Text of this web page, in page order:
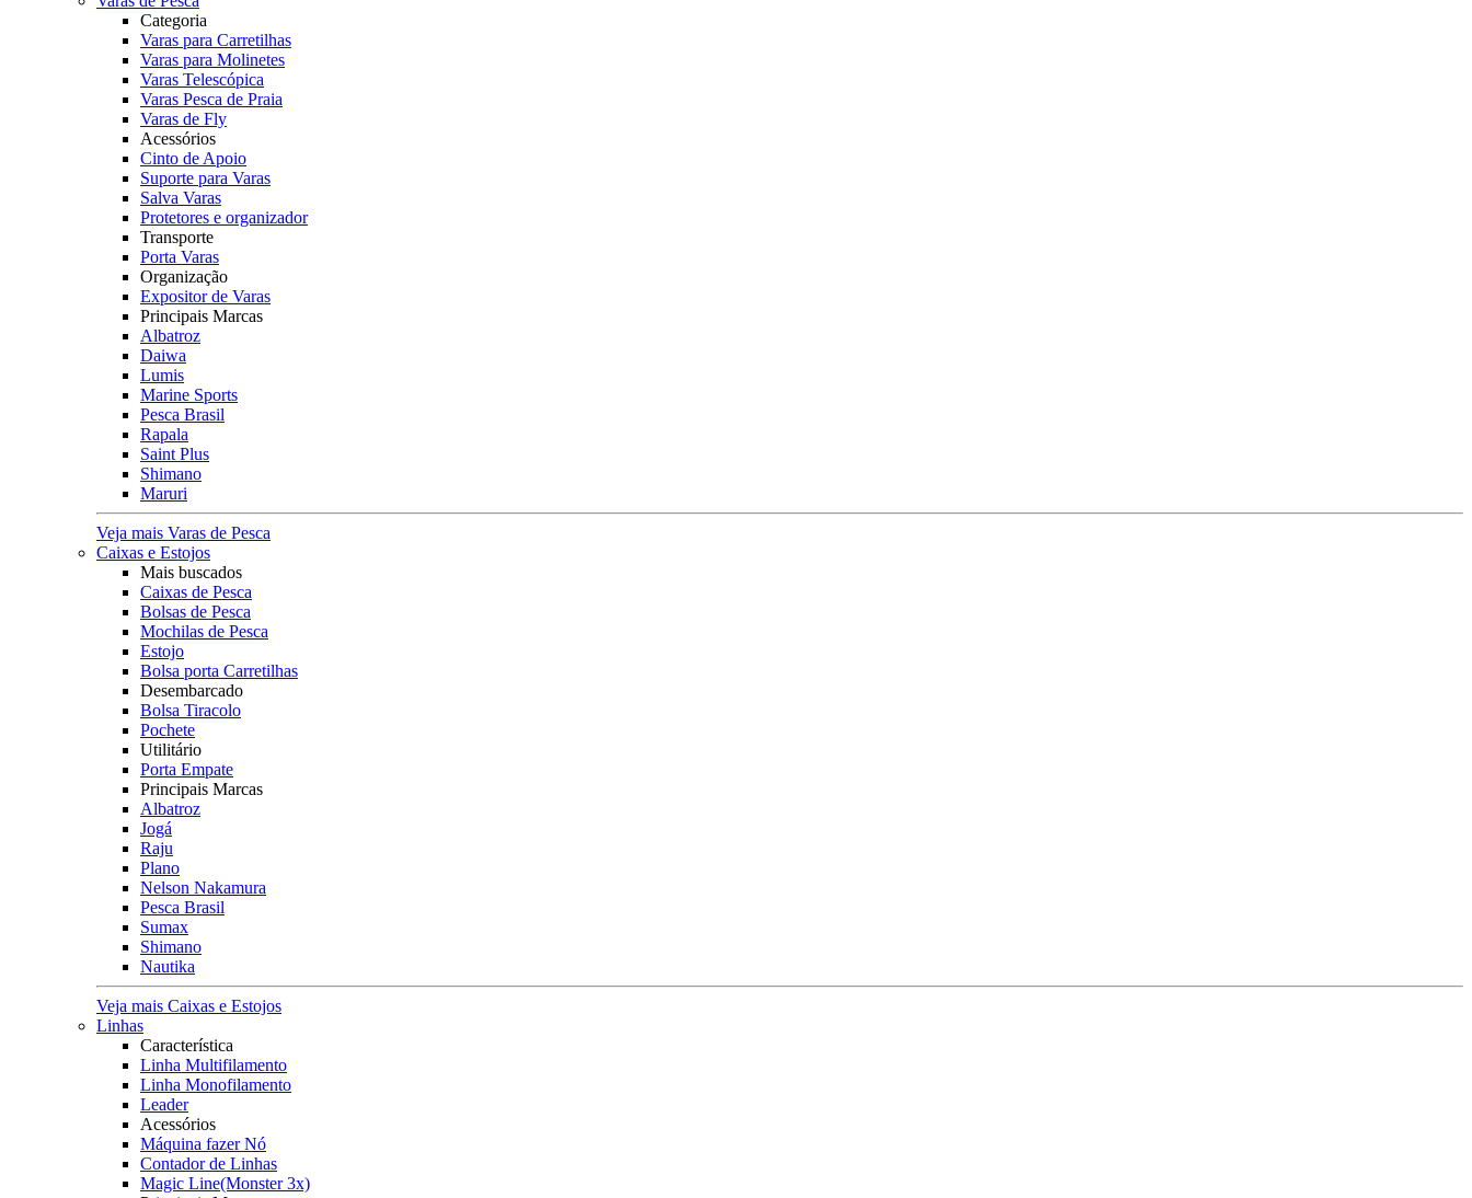
Categoria
Varas para Carretilhas
Varas para Molinetes
Varas Telescópica
Varas Pesca de Praia
Varas de Fly
Acessórios
Cinto de Apoio
Suporte para Varas
Salva Varas
Protetores e organizador
Transporte
Porta Varas
Organização
Expositor de Varas
Principais Marcas
Albatroz
Daiwa
Lumis
Marine Sports
Pesca Brasil
Rapala
Saint Plus
Shimano
Maruri
Veja mais Varas de Pesca
Caixas e Estojos
Mais buscados
Caixas de Pesca
Bolsas de Pesca
Mochilas de Pesca
Estojo
Bolsa porta Carretilhas
Desembarcado
Bolsa Tiracolo
Pochete
Utilitário
Porta Empate
Principais Marcas
Albatroz
Jogá
Raju
Plano
Nelson Nakamura
Pesca Brasil
Sumax
Shimano
Nautika
Veja mais Caixas e Estojos
Linhas
Característica
Linha Multifilamento
Linha Monofilamento
Leader
Acessórios
Máquina fazer Nó
Contador de Linhas
Magic Line(Monster 3x)